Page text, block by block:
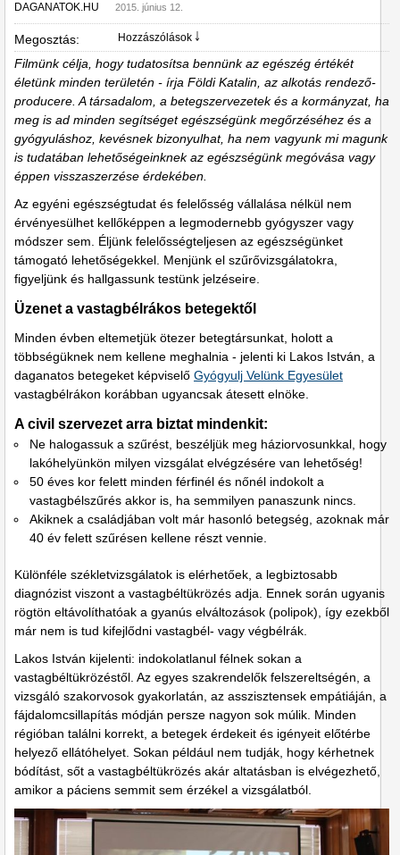
DAGANATOK.HU 2015. június 12.
Megosztás: Hozzászólások ￬
Filmünk célja, hogy tudatosítsa bennünk az egészég értékét
életünk minden területén - írja Földi Katalin, az alkotás rendező-
producere. A társadalom, a betegszervezetek és a kormányzat, ha
meg is ad minden segítséget egészségünk megőrzéséhez és a
gyógyuláshoz, kevésnek bizonyulhat, ha nem vagyunk mi magunk
is tudatában lehetőségeinknek az egészségünk megóvása vagy
éppen visszaszerzése érdekében.
Az egyéni egészségtudat és felelősség vállalása nélkül nem
érvényesülhet kellőképpen a legmodernebb gyógyszer vagy
módszer sem. Éljünk felelősségteljesen az egészségünket
támogató lehetőségekkel. Menjünk el szűrővizsgálatokra,
figyeljünk és hallgassunk testünk jelzéseire.
Üzenet a vastagbélrákos betegektől
Minden évben eltemetjük ötezer betegtársunkat, holott a
többségüknek nem kellene meghalnia - jelenti ki Lakos István, a
daganatos betegeket képviselő Gyógyulj Velünk Egyesület
vastagbélrákon korábban ugyancsak átesett elnöke.
A civil szervezet arra biztat mindenkit:
Ne halogassuk a szűrést, beszéljük meg háziorvosunkkal, hogy
lakóhelyünkön milyen vizsgálat elvégzésére van lehetőség!
50 éves kor felett minden férfinél és nőnél indokolt a
vastagbélszűrés akkor is, ha semmilyen panaszunk nincs.
Akiknek a családjában volt már hasonló betegség, azoknak már
40 év felett szűrésen kellene részt vennie.
Különféle székletvizsgálatok is elérhetőek, a legbiztosabb
diagnózist viszont a vastagbéltükrözés adja. Ennek során ugyanis
rögtön eltávolíthatóak a gyanús elváltozások (polipok), így ezekből
már nem is tud kifejlődni vastagbél- vagy végbélrák.
Lakos István kijelenti: indokolatlanul félnek sokan a
vastagbéltükrözéstől. Az egyes szakrendelők felszereltségén, a
vizsgáló szakorvosok gyakorlatán, az asszisztensek empátiáján, a
fájdalomcsillapítás módján persze nagyon sok múlik. Minden
régióban találni korrekt, a betegek érdekeit és igényeit előtérbe
helyező ellátóhelyet. Sokan például nem tudják, hogy kérhetnek
bódítást, sőt a vastagbéltükrözés akár altatásban is elvégezhető,
amikor a páciens semmit sem érzékel a vizsgálatból.